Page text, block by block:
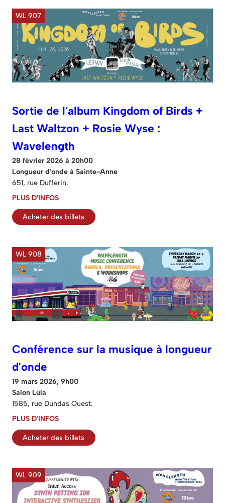
WL 907
Sortie de l'album Kingdom of Birds +
Last Waltzon + Rosie Wyse :
Wavelength
28 février 2026 à 20h00
Longueur d'onde à Sainte-Anne
651, rue Dufferin.
PLUS D'INFOS
Acheter des billets
WL 908
Conférence sur la musique à longueur
d'onde
19 mars 2026, 9h00
Salon Lula
1585, rue Dundas Ouest.
PLUS D'INFOS
Acheter des billets
WL 909